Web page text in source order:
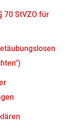
70 StVZO für